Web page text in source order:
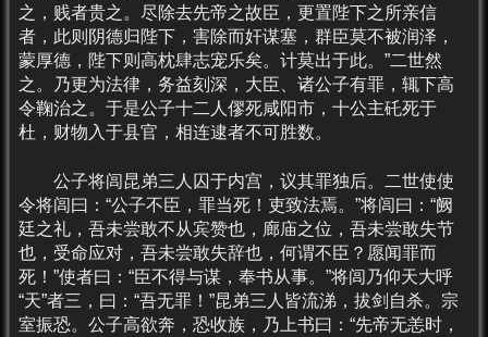
之，贱者贵之。尽除去先帝之故臣，更置陛下之所亲信
者，此则阴德归陛下，害除而奸谋塞，群臣莫不被润泽，
蒙厚德，陛下则高枕肆志宠乐矣。计莫出于此。”二世然
之。乃更为法律，务益刻深，大臣、诸公子有罪，辄下高
令鞠治之。于是公子十二人僇死咸阳市，十公主矺死于
杜，财物入于县官，相连逮者不可胜数。
公子将闾昆弟三人囚于内宫，议其罪独后。二世使使
令将闾曰：“公子不臣，罪当死！吏致法焉。”将闾曰：“阙
廷之礼，吾未尝敢不从宾赞也，廊庙之位，吾未尝敢失节
也，受命应对，吾未尝敢失辞也，何谓不臣？愿闻罪而
死！”使者曰：“臣不得与谋，奉书从事。”将闾乃仰天大呼
“天”者三，曰：“吾无罪！”昆弟三人皆流涕，拔剑自杀。宗
室振恐。公子高欲奔，恐收族，乃上书曰：“先帝无恙时，